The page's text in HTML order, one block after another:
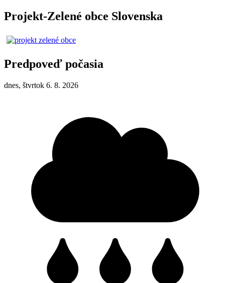
Projekt-Zelené obce Slovenska
Predpoveď počasia
dnes, štvrtok 6. 8. 2026